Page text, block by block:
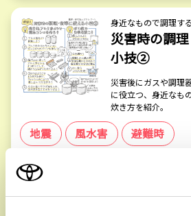
身近なもので調理す
災害時の調
小技②
災害後にガスや調理
に役立つ、身近なも
炊き方を紹介。
地震 風水害
避難時